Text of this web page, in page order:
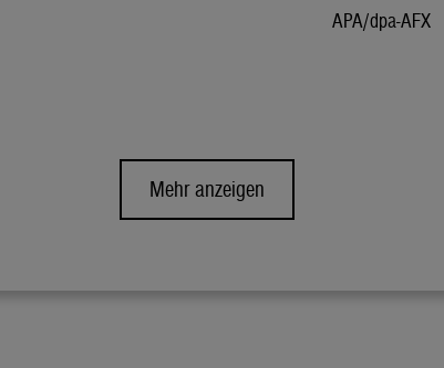
APA/dpa-AFX
Mehr anzeigen